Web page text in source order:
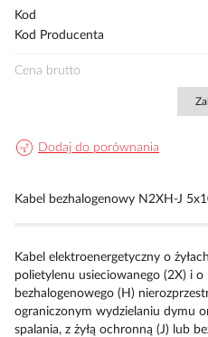
początek
Kod
Kod Producenta
Cena brutto
Dodaj do porównania
Kabel bezhalogenowy N2XH-J
Kabel elektroenergetyczny o
polietylenu usieciowanego (2X) i o
bezhalogenowego (H)
ograniczonym wydzielaniu dymu
spalania, z żyłą ochronną (J) lub